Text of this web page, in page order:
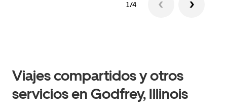
1/4
Viajes compartidos y otros
servicios en Godfrey, Illinois